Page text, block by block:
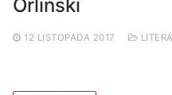
Orliński
12 LISTOPADA 2017